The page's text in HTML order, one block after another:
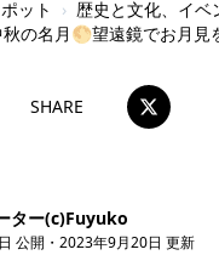
ット › 歴史と文化、イベ
の名月🌕望遠鏡でお月見
SHARE
ター(c)Fuyuko
公開 ・ 2023年9月20日 更新